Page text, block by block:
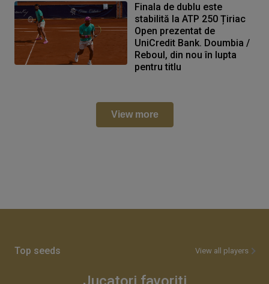
Finala de dublu este
stabilită la ATP 250 Țiriac
Open prezentat de
UniCredit Bank. Doumbia /
Reboul, din nou în lupta
pentru titlu
View more
Top seeds View all players